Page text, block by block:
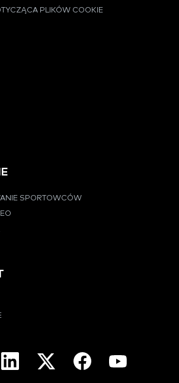
PLIKÓW COOKIE
SPORTOWCÓW